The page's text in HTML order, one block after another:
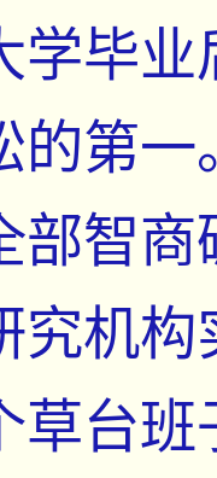
学毕
的第
部智
究机
草台